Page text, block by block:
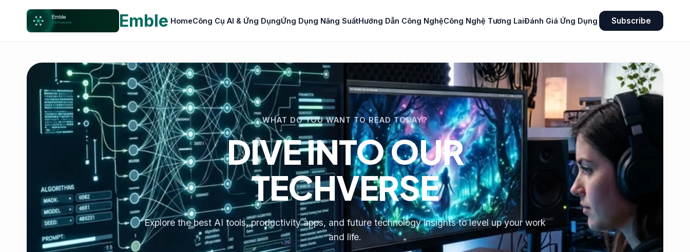
Emble HomeCông Cụ AI & Ứng DụngỨng Dụng Năng SuấtHướng Dẫn Công NghệCông Nghệ Tương LaiĐánh Giá Ứng Dụng Subscribe
WHAT DO YOU WANT TO READ TODAY?
DIVE INTO OUR
TECHVERSE
Explore the best AI tools, productivity apps, and future technology insights to level up your work
and life.